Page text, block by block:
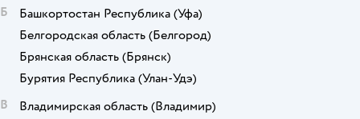
Б
Башкортостан Республика (Уфа)
Белгородская область (Белгород)
Брянская область (Брянск)
Бурятия Республика (Улан-Удэ)
В
Владимирская область (Владимир)